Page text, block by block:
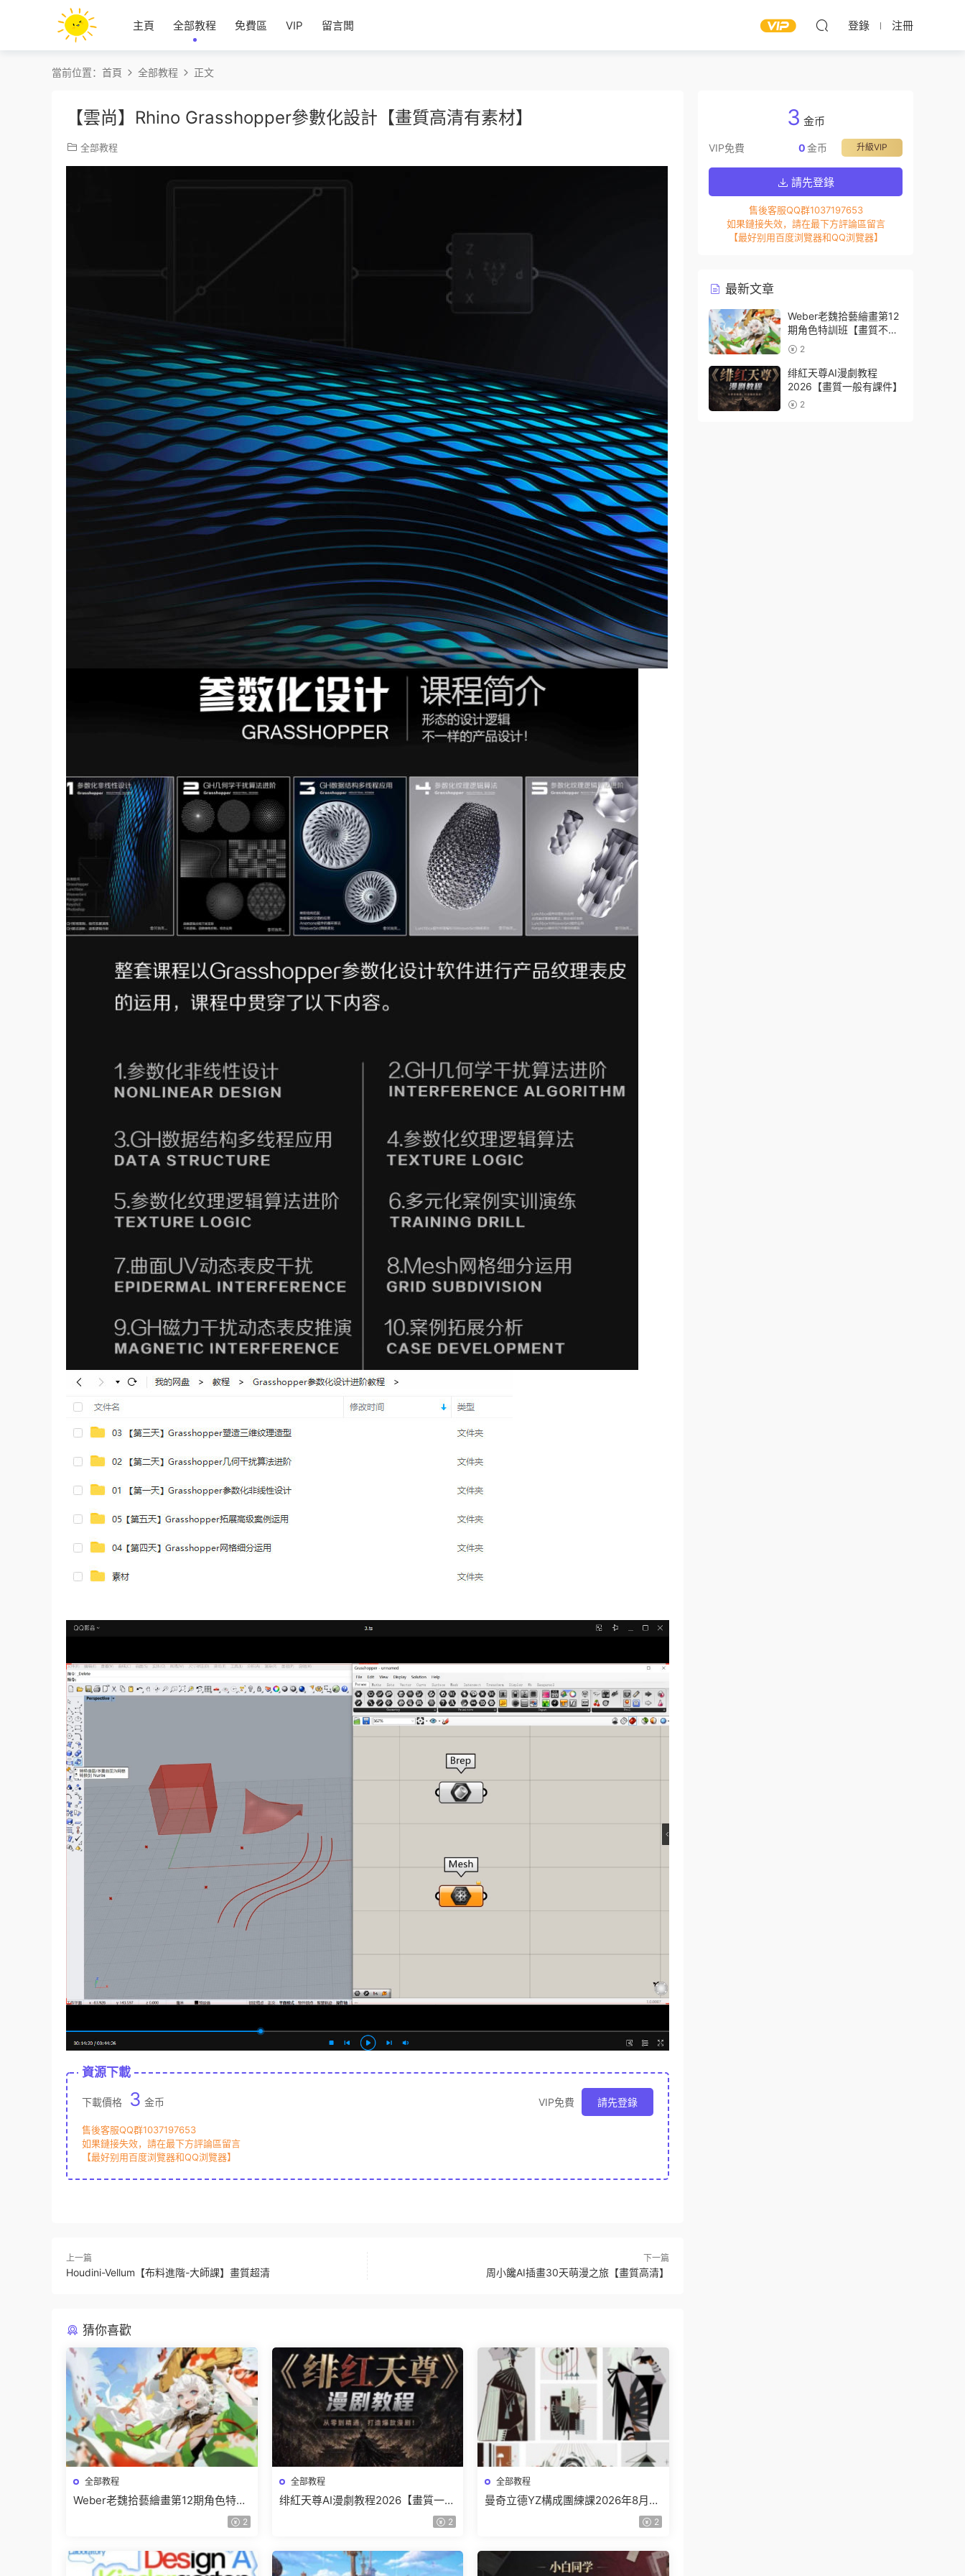
主頁 全部教程 免費區 VIP 留言闆 登錄 注冊
當前位置： 首頁 全部教程 正文
【雲尚】Rhino Grasshopper參數化設計【畫質高清有素材】
全部教程
資源下載
下載價格 3 金币 VIP免費 請先登錄
售後客服QQ群1037197653
如果鏈接失效，請在最下方評論區留言
【最好别用百度浏覽器和QQ浏覽器】
上一篇
Houdini-Vellum【布料進階-大師課】畫質超清
下一篇
周小饞AI插畫30天萌漫之旅【畫質高清】
猜你喜歡
全部教程
Weber老魏拾藝繪畫第12期角色特訓
2
全部教程
绯紅天尊AI漫劇教程2026【畫質一般
2
全部教程
曼奇立德YZ構成團練課2026年8月已
2
3 金币
VIP免費 升級VIP
0金币
請先登錄
售後客服QQ群1037197653
如果鏈接失效，請在最下方評論區留言
【最好别用百度浏覽器和QQ浏覽器】
最新文章
Weber老魏拾藝繪畫第12
期角色特訓班【畫質不錯
隻有視頻】
2
绯紅天尊AI漫劇教程
2026【畫質一般有課件】
2